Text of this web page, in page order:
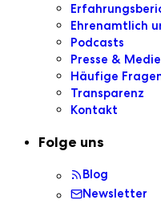
Ehrenamtlich
Podcasts
Presse &
Häufige
Transparenz
Kontakt
Folge uns
Blog
Newsletter